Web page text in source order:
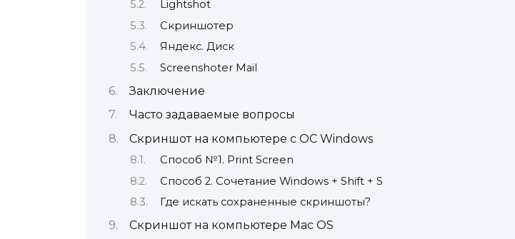
Lightshot
Скриншотер
Яндекс. Диск
Screenshoter Mail
Заключение
Часто задаваемые вопросы
Скриншот на компьютере с ОС Windows
Способ №1. Print Screen
Способ 2. Сочетание Windows + Shift + S
Где искать сохраненные скриншоты?
Скриншот на компьютере Mac OS